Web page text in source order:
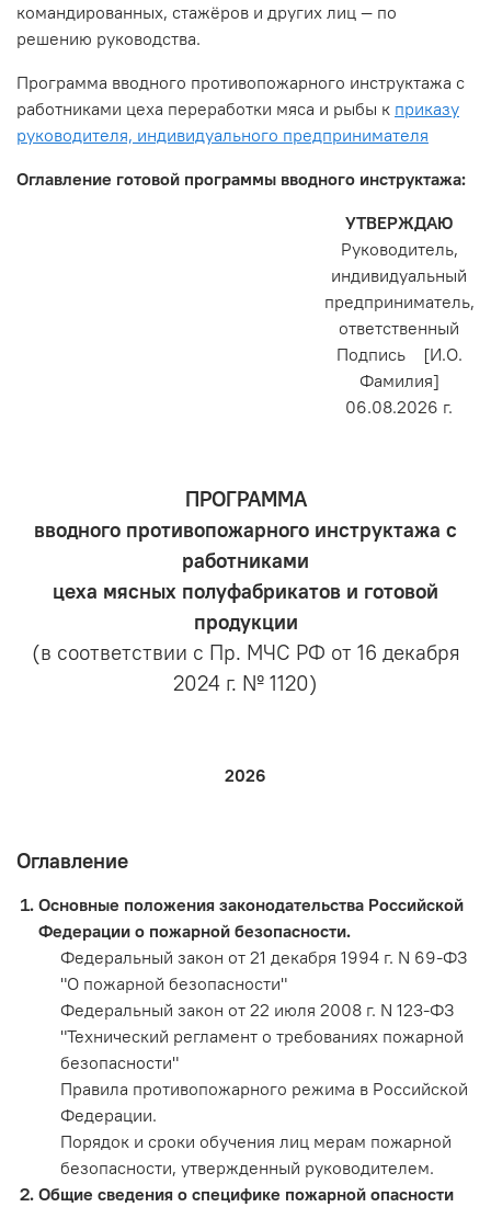
командированных, стажёров и других лиц — по
решению руководства.
Программа вводного противопожарного инструктажа с
работниками цеха переработки мяса и рыбы к приказу
руководителя, индивидуального предпринимателя
Оглавление готовой программы вводного инструктажа:
УТВЕРЖДАЮ
Руководитель,
индивидуальный
предприниматель,
ответственный
Подпись [И.О.
Фамилия]
06.08.2026 г.
ПРОГРАММА
вводного противопожарного инструктажа с
работниками
цеха мясных полуфабрикатов и готовой
продукции
(в соответствии с Пр. МЧС РФ от 16 декабря
2024 г. № 1120)
2026
Оглавление
Основные положения законодательства Российской
Федерации о пожарной безопасности.
Федеральный закон от 21 декабря 1994 г. N 69-ФЗ
"О пожарной безопасности"
Федеральный закон от 22 июля 2008 г. N 123-ФЗ
"Технический регламент о требованиях пожарной
безопасности"
Правила противопожарного режима в Российской
Федерации.
Порядок и сроки обучения лиц мерам пожарной
безопасности, утвержденный руководителем.
Общие сведения о специфике пожарной опасности